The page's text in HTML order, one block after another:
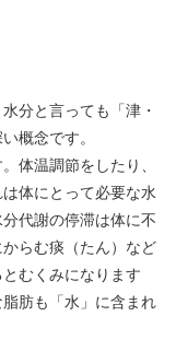
分と言っても「津・
概念です。
体温調節をしたり、
体にとって必要な水
代謝の停滞は体に不
らむ痰（たん）など
むくみになります
肪も「水」に含まれ